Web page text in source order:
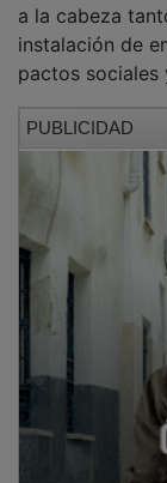
a la cabeza
instalación de
pactos sociales
PUBLICIDAD